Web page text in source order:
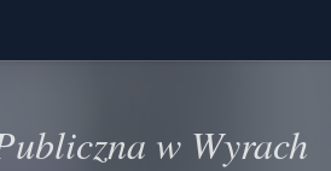
w Wyrach